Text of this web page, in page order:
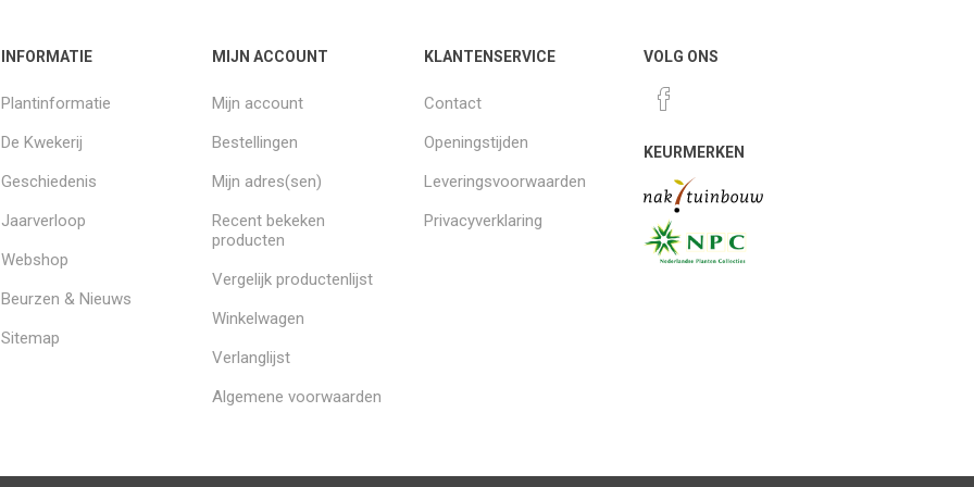
INFORMATIE
Plantinformatie
De Kwekerij
Geschiedenis
Jaarverloop
Webshop
Beurzen & Nieuws
Sitemap
MIJN ACCOUNT
Mijn account
Bestellingen
Mijn adres(sen)
Recent bekeken
producten
Vergelijk productenlijst
Winkelwagen
Verlanglijst
Algemene voorwaarden
KLANTENSERVICE
Contact
Openingstijden
Leveringsvoorwaarden
Privacyverklaring
VOLG ONS
KEURMERKEN